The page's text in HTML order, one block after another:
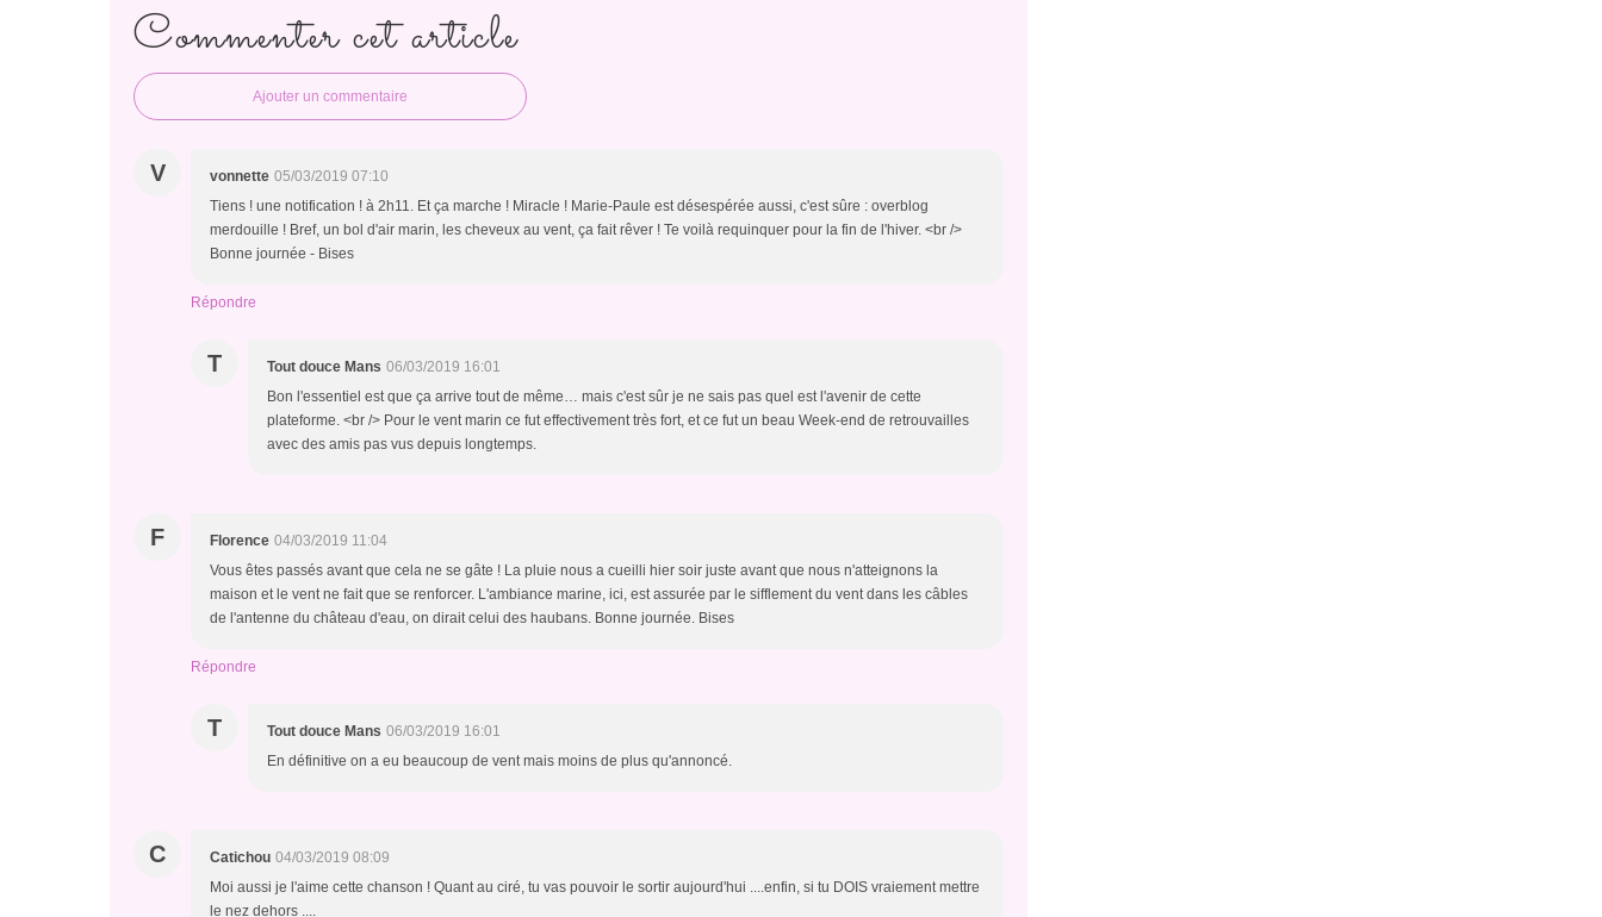
Commenter cet article
Ajouter un commentaire
V vonnette 05/03/2019 07:10
Tiens ! une notification ! à 2h11. Et ça marche ! Miracle ! Marie-Paule est désespérée aussi, c'est sûre : overblog
merdouille ! Bref, un bol d'air marin, les cheveux au vent, ça fait rêver ! Te voilà requinquer pour la fin de l'hiver. <br />
Bonne journée - Bises
Répondre
T Tout douce Mans 06/03/2019 16:01
Bon l'essentiel est que ça arrive tout de même… mais c'est sûr je ne sais pas quel est l'avenir de cette
plateforme. <br /> Pour le vent marin ce fut effectivement très fort, et ce fut un beau Week-end de retrouvailles
avec des amis pas vus depuis longtemps.
F Florence 04/03/2019 11:04
Vous êtes passés avant que cela ne se gâte ! La pluie nous a cueilli hier soir juste avant que nous n'atteignons la
maison et le vent ne fait que se renforcer. L'ambiance marine, ici, est assurée par le sifflement du vent dans les câbles
de l'antenne du château d'eau, on dirait celui des haubans. Bonne journée. Bises
Répondre
T Tout douce Mans 06/03/2019 16:01
En définitive on a eu beaucoup de vent mais moins de plus qu'annoncé.
C Catichou 04/03/2019 08:09
Moi aussi je l'aime cette chanson ! Quant au ciré, tu vas pouvoir le sortir aujourd'hui ....enfin, si tu DOIS vraiement mettre
le nez dehors ....